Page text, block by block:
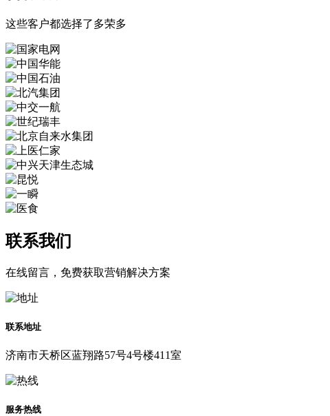
这些客户都选择了多荣多
联系我们
在线留言，免费获取营销解决方案
联系地址
济南市天桥区蓝翔路57号4号楼411室
服务热线